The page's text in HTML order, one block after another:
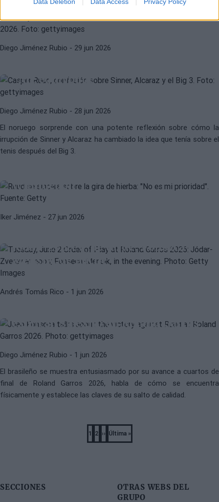
en la primera jornada de
Wimbledon 2026
Diego Jiménez Rubio - 29 jun 2026
Ruud admite que Sinner y Alcaraz
"Me equivoqué"
Diego Jiménez Rubio - 28 jun 2026
El noruego sorprende con una potente reflexión sobre cómo la
irrupción de Sinner y Alcaraz ha cambiado la idea que tenía sobre el
tenis después del Big 3.
CASPER RUUDATP
Wimbledon
Iker Jiménez - 27 jun 2026
RAFAEL JÓDAR
Orden de juego del martes 2 de
Jódar-Zverev, de tarde; Fonseca-
Mensik, de noche
Andrés Tomás Rico - 1 jun 2026
JOAO FONSECAATP
explican su éxito en Roland Garros
Diego Jiménez Rubio - 1 jun 2026
El brasileño se muestra entusiasmado por su avance a cuartos de
final de Roland Garros 2026, habla de cómo se encuentra
físicamente y establece las claves de su salto de calidad.
Página
1
Página
2
Next
››
Last
Última »
SECCIONES
OTRAS WEBS DEL
GRUPO